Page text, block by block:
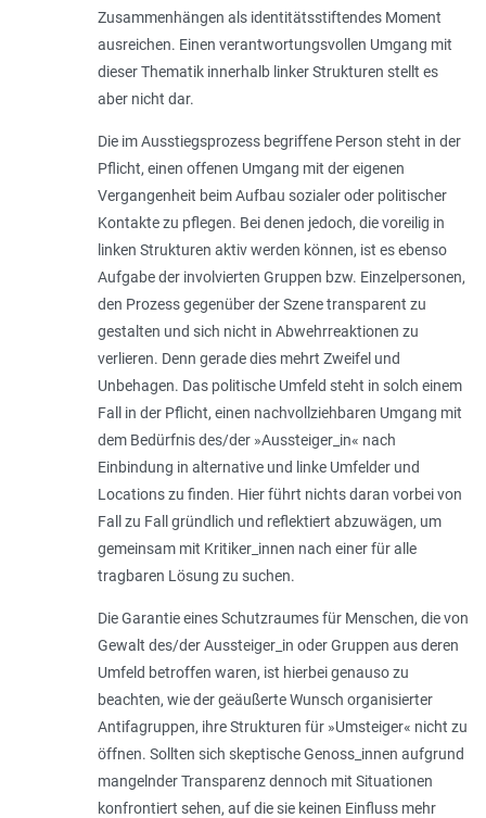
Zusammenhängen als identitätsstiftendes Moment
ausreichen. Einen verantwortungsvollen Umgang mit
dieser Thematik innerhalb linker Strukturen stellt es
aber nicht dar.
Die im Ausstiegsprozess begriffene Person steht in der
Pflicht, einen offenen Umgang mit der eigenen
Vergangenheit beim Aufbau sozialer oder politischer
Kontakte zu pflegen. Bei denen jedoch, die voreilig in
linken Strukturen aktiv werden können, ist es ebenso
Aufgabe der involvierten Gruppen bzw. Einzelpersonen,
den Prozess gegenüber der Szene transparent zu
gestalten und sich nicht in Abwehrreaktionen zu
verlieren. Denn gerade dies mehrt Zweifel und
Unbehagen. Das politische Umfeld steht in solch einem
Fall in der Pflicht, einen nachvollziehbaren Umgang mit
dem Bedürfnis des/der »Aussteiger_in« nach
Einbindung in alternative und linke Umfelder und
Locations zu finden. Hier führt nichts daran vorbei von
Fall zu Fall gründlich und reflektiert abzuwägen, um
gemeinsam mit Kritiker_innen nach einer für alle
tragbaren Lösung zu suchen.
Die Garantie eines Schutzraumes für Menschen, die von
Gewalt des/der Aussteiger_in oder Gruppen aus deren
Umfeld betroffen waren, ist hierbei genauso zu
beachten, wie der geäußerte Wunsch organisierter
Antifagruppen, ihre Strukturen für »Umsteiger« nicht zu
öffnen. Sollten sich skeptische Genoss_innen aufgrund
mangelnder Transparenz dennoch mit Situationen
konfrontiert sehen, auf die sie keinen Einfluss mehr